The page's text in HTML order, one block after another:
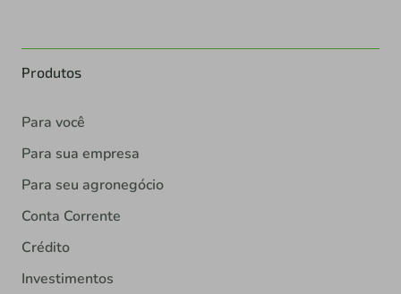
Produtos
Para você
Para sua empresa
Para seu agronegócio
Conta Corrente
Crédito
Investimentos